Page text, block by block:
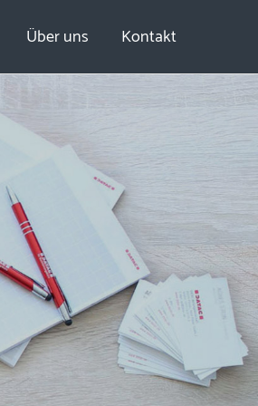
Über uns Kontakt